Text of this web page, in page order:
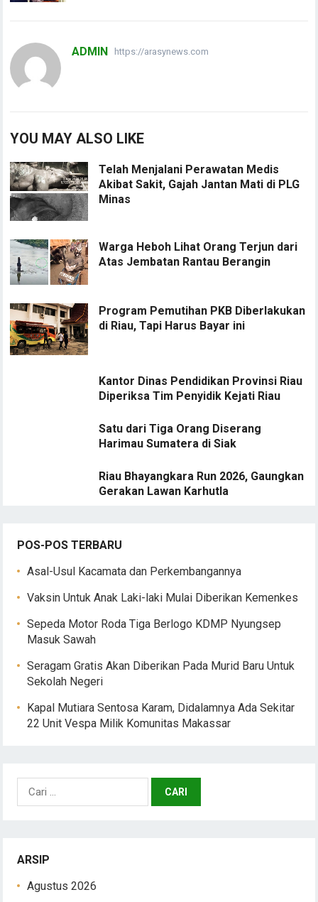
ADMIN https://arasynews.com
YOU MAY ALSO LIKE
Telah Menjalani Perawatan Medis
Akibat Sakit, Gajah Jantan Mati di PLG
Minas
Warga Heboh Lihat Orang Terjun dari
Atas Jembatan Rantau Berangin
Program Pemutihan PKB Diberlakukan
di Riau, Tapi Harus Bayar ini
Kantor Dinas Pendidikan Provinsi Riau
Diperiksa Tim Penyidik Kejati Riau
Satu dari Tiga Orang Diserang
Harimau Sumatera di Siak
Riau Bhayangkara Run 2026, Gaungkan
Gerakan Lawan Karhutla
POS-POS TERBARU
Asal-Usul Kacamata dan Perkembangannya
Vaksin Untuk Anak Laki-laki Mulai Diberikan Kemenkes
Sepeda Motor Roda Tiga Berlogo KDMP Nyungsep
Masuk Sawah
Seragam Gratis Akan Diberikan Pada Murid Baru Untuk
Sekolah Negeri
Kapal Mutiara Sentosa Karam, Didalamnya Ada Sekitar
22 Unit Vespa Milik Komunitas Makassar
Cari
untuk:
ARSIP
Agustus 2026